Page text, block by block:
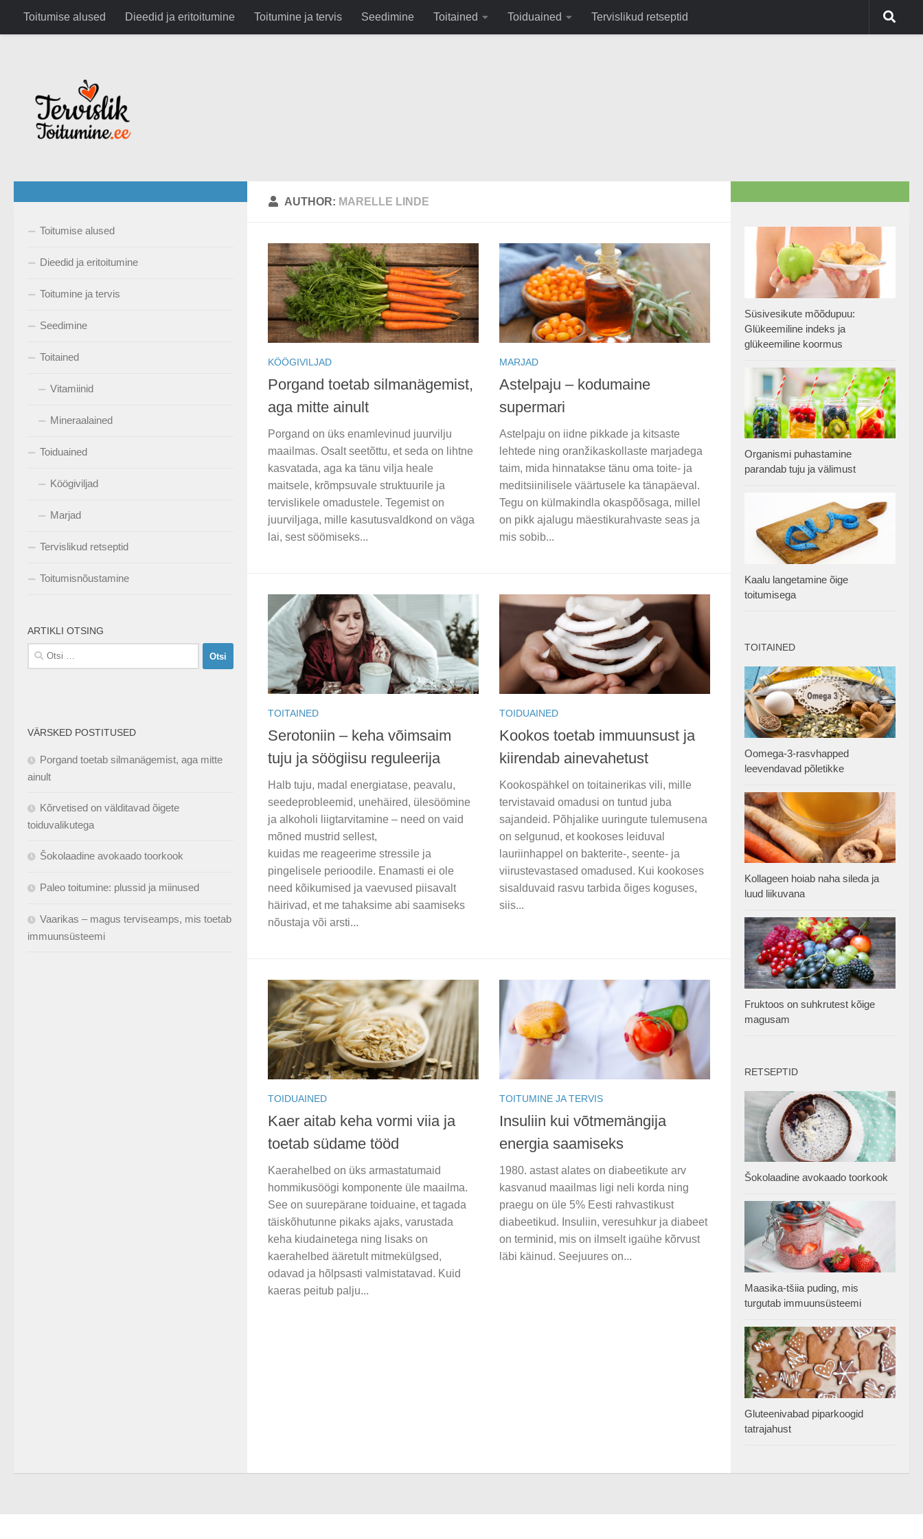
Skip to content
Toitumise alused Dieedid ja eritoitumine Toitumine ja tervis Seedimine Toitained Toiduained Tervislikud retseptid
AUTHOR: MARELLE LINDE
KÖÖGIVILJAD
Porgand toetab silmanägemist,
aga mitte ainult
Porgand on üks enamlevinud juurvilju
maailmas. Osalt seetõttu, et seda on lihtne
kasvatada, aga ka tänu vilja heale
maitsele, krõmpsuvale struktuurile ja
tervislikele omadustele. Tegemist on
juurviljaga, mille kasutusvaldkond on väga
lai, sest söömiseks...
MARJAD
Astelpaju – kodumaine
supermari
Astelpaju on iidne pikkade ja kitsaste
lehtede ning oranžikaskollaste marjadega
taim, mida hinnatakse tänu oma toite- ja
meditsiinilisele väärtusele ka tänapäeval.
Tegu on külmakindla okaspõõsaga, millel
on pikk ajalugu mäestikurahvaste seas ja
mis sobib...
TOITAINED
Serotoniin – keha võimsaim
tuju ja söögiisu reguleerija
Halb tuju, madal energiatase, peavalu,
seedeprobleemid, unehäired, ülesöömine
ja alkoholi liigtarvitamine – need on vaid
mõned mustrid sellest,
kuidas me reageerime stressile ja
pingelisele perioodile. Enamasti ei ole
need kõikumised ja vaevused piisavalt
häirivad, et me tahaksime abi saamiseks
nõustaja või arsti...
TOIDUAINED
Kookos toetab immuunsust ja
kiirendab ainevahetust
Kookospähkel on toitainerikas vili, mille
tervistavaid omadusi on tuntud juba
sajandeid. Põhjalike uuringute tulemusena
on selgunud, et kookoses leiduval
lauriinhappel on bakterite-, seente- ja
viirustevastased omadused. Kui kookoses
sisalduvaid rasvu tarbida õiges koguses,
siis...
TOIDUAINED
Kaer aitab keha vormi viia ja
toetab südame tööd
Kaerahelbed on üks armastatumaid
hommikusöögi komponente üle maailma.
See on suurepärane toiduaine, et tagada
täiskõhutunne pikaks ajaks, varustada
keha kiudainetega ning lisaks on
kaerahelbed ääretult mitmekülgsed,
odavad ja hõlpsasti valmistatavad. Kuid
kaeras peitub palju...
TOITUMINE JA TERVIS
Insuliin kui võtmemängija
energia saamiseks
1980. astast alates on diabeetikute arv
kasvanud maailmas ligi neli korda ning
praegu on üle 5% Eesti rahvastikust
diabeetikud. Insuliin, veresuhkur ja diabeet
on terminid, mis on ilmselt igaühe kõrvust
läbi käinud. Seejuures on...
Toitumise alused
Dieedid ja eritoitumine
Toitumine ja tervis
Seedimine
Toitained
Vitamiinid
Mineraalained
Toiduained
Köögiviljad
Marjad
Tervislikud retseptid
Toitumisnõustamine
ARTIKLI OTSING
Otsi:
VÄRSKED POSTITUSED
Porgand toetab silmanägemist, aga mitte
ainult
Kõrvetised on välditavad õigete
toiduvalikutega
Šokolaadine avokaado toorkook
Paleo toitumine: plussid ja miinused
Vaarikas – magus terviseamps, mis toetab
immuunsüsteemi
Süsivesikute mõõdupuu:
Glükeemiline indeks ja
glükeemiline koormus
Organismi puhastamine
parandab tuju ja välimust
Kaalu langetamine õige
toitumisega
TOITAINED
Oomega-3-rasvhapped
leevendavad põletikke
Kollageen hoiab naha sileda ja
luud liikuvana
Fruktoos on suhkrutest kõige
magusam
RETSEPTID
Šokolaadine avokaado toorkook
Maasika-tšiia puding, mis
turgutab immuunsüsteemi
Gluteenivabad piparkoogid
tatrajahust